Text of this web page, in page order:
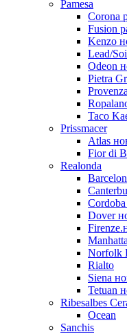
Pamesa
Corona
Fusion
Kenzo
Lead/
Odeon
Pietra
Taco
Prissmacer
Atlas
Fior di
Realonda
Dover
Norfolk
Rialto
Siena
Tetuan
Ribesalbes
Ocean
Sanchis